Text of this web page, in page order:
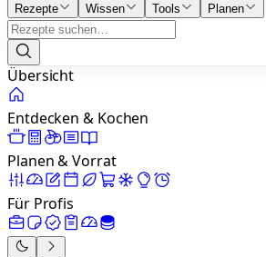
Rezepte Wissen Tools Planen
Übersicht
Entdecken & Kochen
Planen & Vorrat
Für Profis